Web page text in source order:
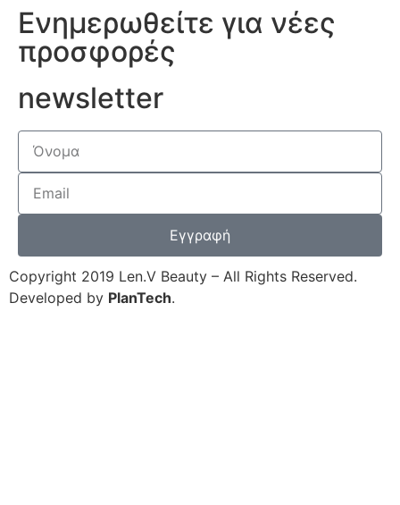
Ενημερωθείτε για νέες
προσφορές
newsletter
Εγγραφή
Copyright 2019 Len.V Beauty – All Rights Reserved.
Developed by PlanTech.